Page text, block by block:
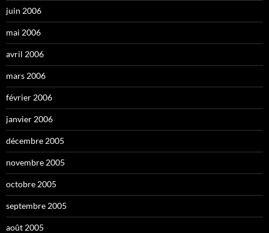
juin 2006
mai 2006
avril 2006
mars 2006
février 2006
janvier 2006
décembre 2005
novembre 2005
octobre 2005
septembre 2005
août 2005